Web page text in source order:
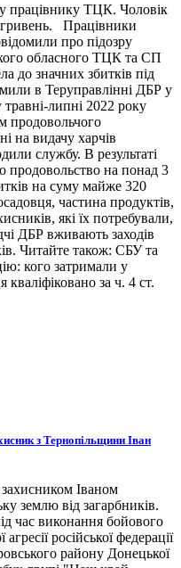
працівнику ТЦК. Чоловік
гривень. Працівники
про підозру
обласного ТЦК та СП
до значних збитків під
в Теруправлінні ДБР у
липні 2022 року
продовольчого
на видачу харчів
службу. В результаті
продовольство на понад 3
на суму майже 320
частина продуктів,
які їх потребували,
ДБР вживають заходів
Читайте також: СБУ та
кого затримали у
кваліфіковано за ч. 4 ст.
з Тернопільщини Іван
Іваном
землю від загарбників.
час виконання бойового
російської федерації
району Донецької